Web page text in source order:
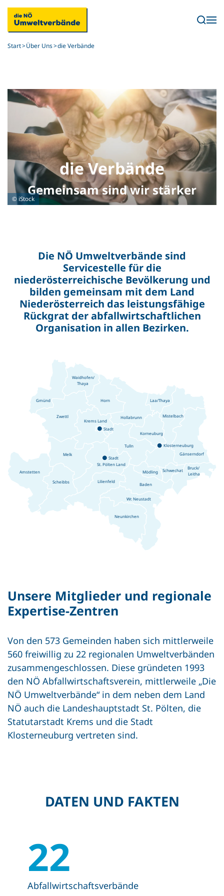
Skip to main content
Start Über Uns die Verbände
© iStock
die Verbände
Gemeinsam sind wir stärker
Die NÖ Umweltverbände sind
Servicestelle für die
niederösterreichische Bevölkerung und
bilden gemeinsam mit dem Land
Niederösterreich das leistungsfähige
Rückgrat der abfallwirtschaftlichen
Organisation in allen Bezirken.
Scheibbs Lilienfeld
Wr. Neustadt
Baden
Mödling
Bruck/
Leitha
Schwechat
Gänserndorf
Mistelbach
Laa/Thaya
Hollabrunn
Horn
Gmünd
Zwettl
Melk
St. Pölten Land
KremsLand
Tulln
Waidhofen/
Thaya
Neunkirchen
Amstetten
Stadt
Stadt
Korneuburg
Klosterneuburg
Unsere Mitglieder und regionale
Expertise-Zentren
Von den 573 Gemeinden haben sich mittlerweile
560 freiwillig zu 22 regionalen Umweltverbänden
zusammengeschlossen. Diese gründeten 1993
den NÖ Abfallwirtschaftsverein, mittlerweile „Die
NÖ Umweltverbände“ in dem neben dem Land
NÖ auch die Landeshauptstadt St. Pölten, die
Statutarstadt Krems und die Stadt
Klosterneuburg vertreten sind.
DATEN UND FAKTEN
22
Abfallwirtschaftsverbände